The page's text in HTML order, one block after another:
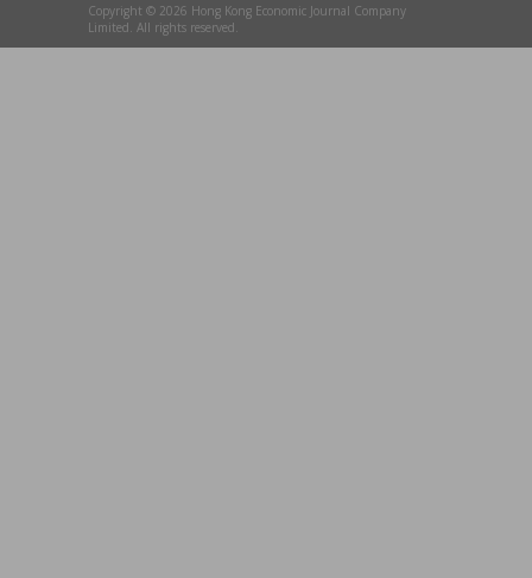
Copyright © 2026 Hong Kong Economic Journal Company
Limited. All rights reserved.